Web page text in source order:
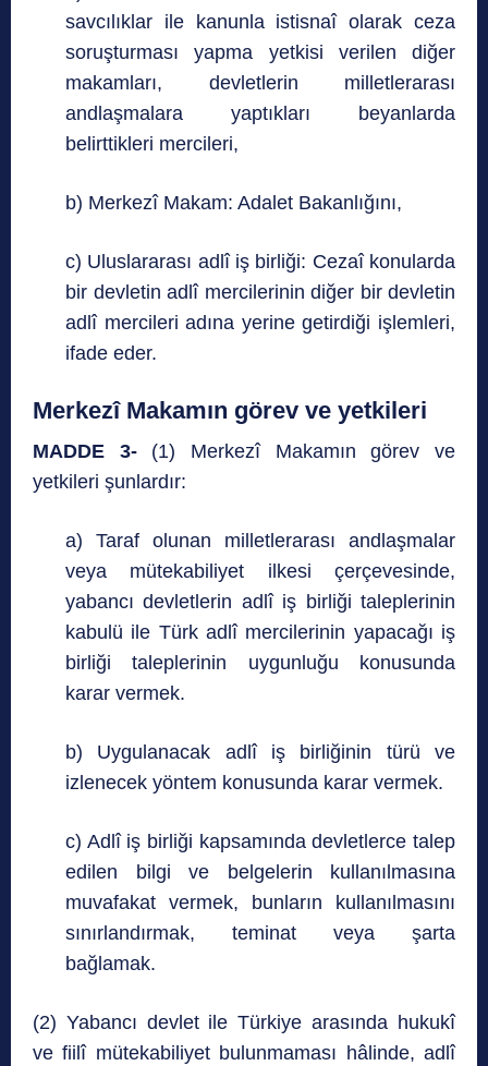
savcılıklar ile kanunla istisnaî olarak ceza
soruşturması yapma yetkisi verilen diğer
makamları, devletlerin milletlerarası
andlaşmalara yaptıkları beyanlarda
belirttikleri mercileri,
b) Merkezî Makam: Adalet Bakanlığını,
c) Uluslararası adlî iş birliği: Cezaî konularda
bir devletin adlî mercilerinin diğer bir devletin
adlî mercileri adına yerine getirdiği işlemleri,
ifade eder.
Merkezî Makamın görev ve yetkileri
MADDE 3-(1) Merkezî Makamın görev ve
yetkileri şunlardır:
a) Taraf olunan milletlerarası andlaşmalar
veya mütekabiliyet ilkesi çerçevesinde,
yabancı devletlerin adlî iş birliği taleplerinin
kabulü ile Türk adlî mercilerinin yapacağı iş
birliği taleplerinin uygunluğu konusunda
karar vermek.
b) Uygulanacak adlî iş birliğinin türü ve
izlenecek yöntem konusunda karar vermek.
c) Adlî iş birliği kapsamında devletlerce talep
edilen bilgi ve belgelerin kullanılmasına
muvafakat vermek, bunların kullanılmasını
sınırlandırmak, teminat veya şarta
bağlamak.
(2) Yabancı devlet ile Türkiye arasında hukukî
ve fiilî mütekabiliyet bulunmaması hâlinde, adlî